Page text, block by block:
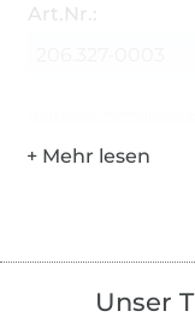
Art.Nr.:
Unser